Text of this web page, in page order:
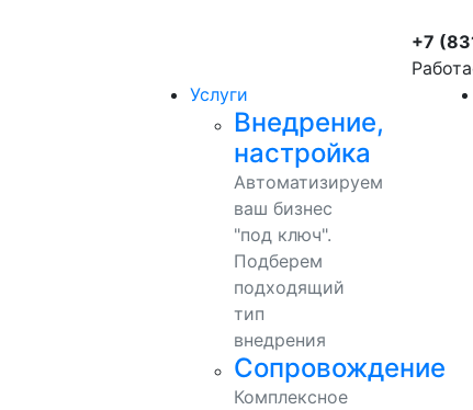
+7
Услуги
Внедрение,
настройка
Автоматизируем
ваш бизнес
"под ключ".
Подберем
подходящий
тип
внедрения
Сопровождение
Комплексное